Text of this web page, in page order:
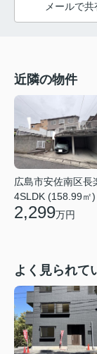
メールで共
近隣の物件
広島市安佐南区長
4SLDK (158.99㎡)
2,299万円
よく見られて